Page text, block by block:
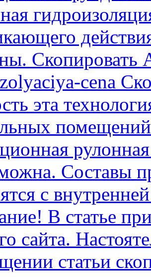
Скопировать
cena
эта
Составы
с
В статье
сайта.
статьи